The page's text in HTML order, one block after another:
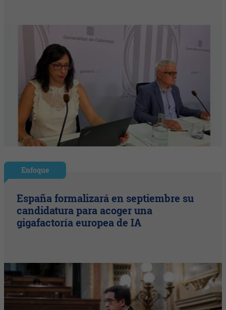
Enfoque
España formalizará en septiembre su
candidatura para acoger una
gigafactoría europea de IA